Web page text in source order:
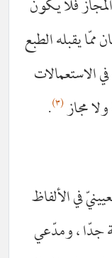
فلا يكون
يقبله الطبع
الاستعمالات
مجاز(٣) .
في الألفاظ
جدّا ، ومدّعي